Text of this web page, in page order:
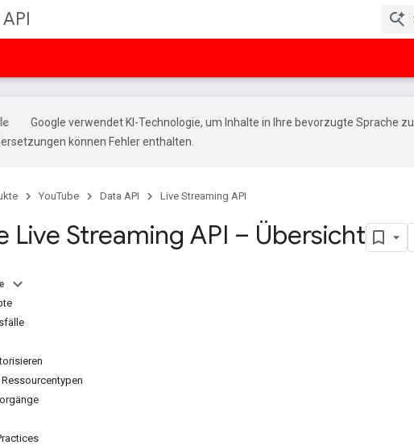
Google verwendet KI-Technologie, um Inhalte in Ihre bevorzugte Sprache zu
können Fehler enthalten.
YouTube Data API Live Streaming API
Live Streaming API – Übersicht
Ressourcentypen